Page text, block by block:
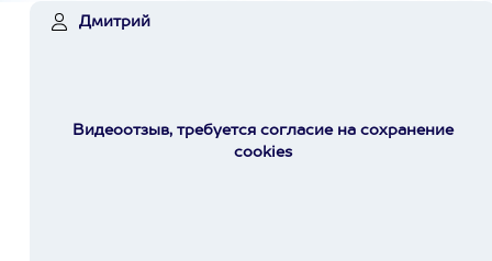
Дмитрий
Видеоотзыв, требуется согласие на сохранение
cookies